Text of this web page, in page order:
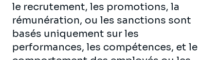
le recrutement, les promotions, la
rémunération, ou les sanctions sont
basés uniquement sur les
performances, les compétences, et le